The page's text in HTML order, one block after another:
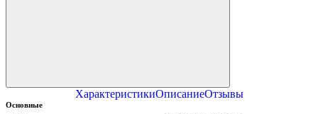
ХарактеристикиОписаниеОтзывы
Основные